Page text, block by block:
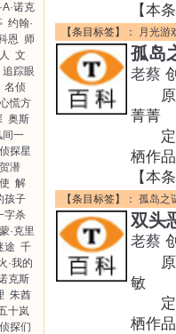
诺克
约翰·
恩 师
文
追踪眼
名侦
心慌方
奥斯
间一
探星
潜
解
孩子
字杀
·克里
途 千
·我的
克斯
朱酋
十岚
侦探们
【本
【条目标签】： 月光游
孤岛
老蔡
原
菁菁
定
栖作
【本
【条目标签】： 孤岛之
双头
老蔡
原
敏
定
栖作